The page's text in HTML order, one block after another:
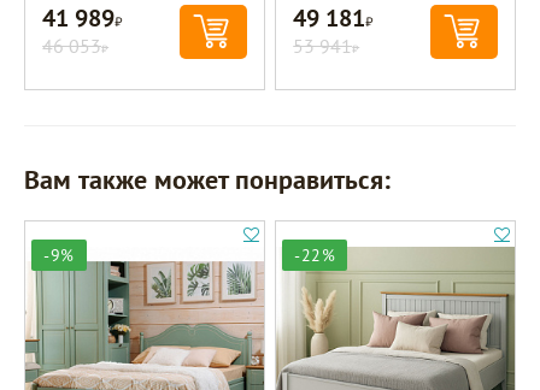
41 989Р
46 053Р
49 181Р
53 941Р
Вам также может понравиться:
-9% -22%